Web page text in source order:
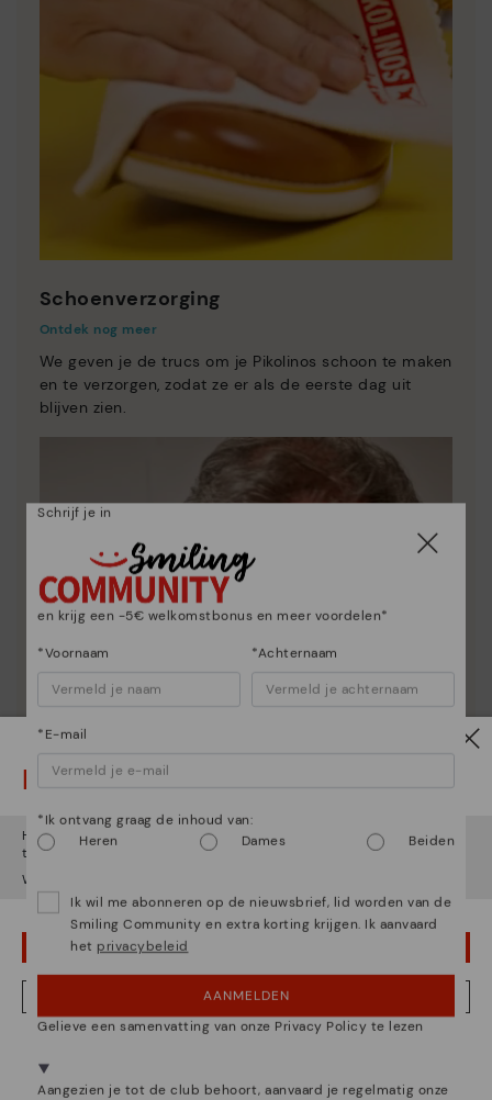
Schoenverzorging
Ontdek nog meer
We geven je de trucs om je Pikolinos schoon te maken
en te verzorgen, zodat ze er als de eerste dag uit
blijven zien.
Essentie van Pikolinos
Ontdek nog meer
maken.
Let op!
Het lijkt erop dat je in Verenigde Staten
bent maar je probeert
toegang te krijgen tot de
België
Wil je naar onze
OEPS! FOUTJE, IK WIL GRAAG IN VERENIGDE STATEN BLIJVEN
NEE, IK WIL DE BELGIË WEBSITE ZIEN
Schrijf je in
en krijg een -5€ welkomstbonus en meer voordelen*
*Voornaam *Achternaam
*E-mail
*Ik ontvang graag de inhoud van:
Heren
Dames Beiden
Ik wil me abonneren op de nieuwsbrief, lid worden van de
Smiling Community en extra korting krijgen. Ik aanvaard
het privacybeleid
AANMELDEN
Gelieve een samenvatting van onze Privacy Policy te lezen
Aangezien je tot de club behoort, aanvaard je regelmatig onze